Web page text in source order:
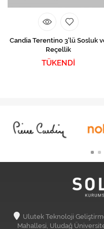
Candia Terentino 3'lü Sosluk
Reçellik
TÜKENDİ
Ulutek Teknoloji
Mahallesi, Uludağ